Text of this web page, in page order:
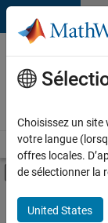
Passer au contenu
Votre
carrière
chez
Accueil Explorer
Activer/
Contenu
FILTRER PAR
Ventes
Choisissez un
votre langue
offres locales.
de sélectionner la
United States